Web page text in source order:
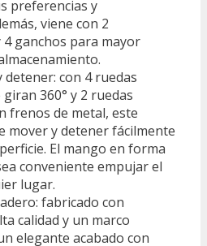
preferencias y
viene con 2
ganchos para mayor
detener: con 4 ruedas
360° y 2 ruedas
frenos de metal, este
mover y detener fácilmente
El mango en forma
conveniente empujar el
lugar.
fabricado con
calidad y un marco
elegante acabado con